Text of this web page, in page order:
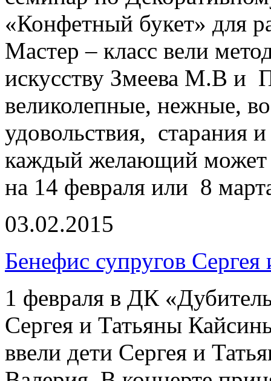
«Конфетный букет» для
Мастер – класс вели
искусству Змеева М.В и
великолепные, нежные,
удовольствия, старания
каждый желающий может
на 14 февраля или 8
03.02.2015
Бенефис супругов
1 февраля в ДК
Сергея и Татьяны
ввели дети Сергея и